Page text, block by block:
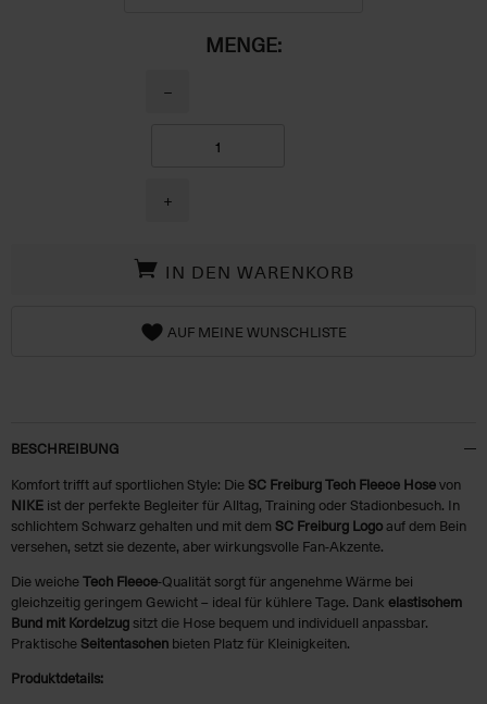
MENGE:
−
+
IN DEN WARENKORB
AUF MEINE WUNSCHLISTE
BESCHREIBUNG
Komfort trifft auf sportlichen Style: Die SC Freiburg Tech Fleece Hosevon
NIKE ist der perfekte Begleiter für Alltag, Training oder Stadionbesuch. In
schlichtem Schwarz gehalten und mit dem SC Freiburg Logoauf dem Bein
versehen, setzt sie dezente, aber wirkungsvolle Fan-Akzente.
Die weicheTech Fleece-Qualität sorgt für angenehme Wärme bei
gleichzeitig geringem Gewicht – ideal für kühlere Tage. Dank elastischem
Bund mit Kordelzug sitzt die Hose bequem und individuell anpassbar.
Praktische Seitentaschen bieten Platz für Kleinigkeiten.
Produktdetails: